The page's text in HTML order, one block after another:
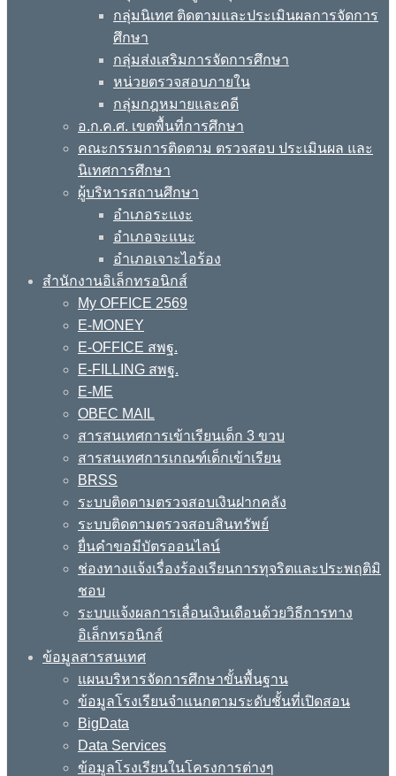
กลุ่มนิเทศ ติดตามและประเมินผลการจัดการ
ศึกษา
กลุ่มส่งเสริมการจัดการศึกษา
หน่วยตรวจสอบภายใน
กลุ่มกฎหมายและคดี
อ.ก.ค.ศ. เขตพื้นที่การศึกษา
คณะกรรมการติดตาม ตรวจสอบ ประเมินผล และ
นิเทศการศึกษา
ผู้บริหารสถานศึกษา
อำเภอระแงะ
อำเภอจะแนะ
อำเภอเจาะไอร้อง
สำนักงานอิเล็กทรอนิกส์
My OFFICE 2569
E-MONEY
E-OFFICE สพฐ.
E-FILLING สพฐ.
E-ME
OBEC MAIL
สารสนเทศการเข้าเรียนเด็ก 3 ขวบ
สารสนเทศการเกณฑ์เด็กเข้าเรียน
BRSS
ระบบติดตามตรวจสอบเงินฝากคลัง
ระบบติดตามตรวจสอบสินทรัพย์
ยื่นคำขอมีบัตรออนไลน์
ช่องทางแจ้งเรื่องร้องเรียนการทุจริตและประพฤติมิ
ชอบ
ระบบแจ้งผลการเลื่อนเงินเดือนด้วยวิธีการทาง
อิเล็กทรอนิกส์
ข้อมูลสารสนเทศ
แผนบริหารจัดการศึกษาขั้นพื้นฐาน
ข้อมูลโรงเรียนจำแนกตามระดับชั้นที่เปิดสอน
BigData
Data Services
ข้อมูลโรงเรียนในโครงการต่างๆ